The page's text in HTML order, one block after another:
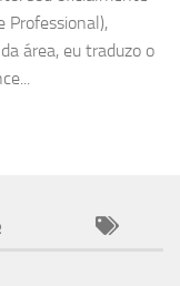
Professional),
área, eu traduzo o